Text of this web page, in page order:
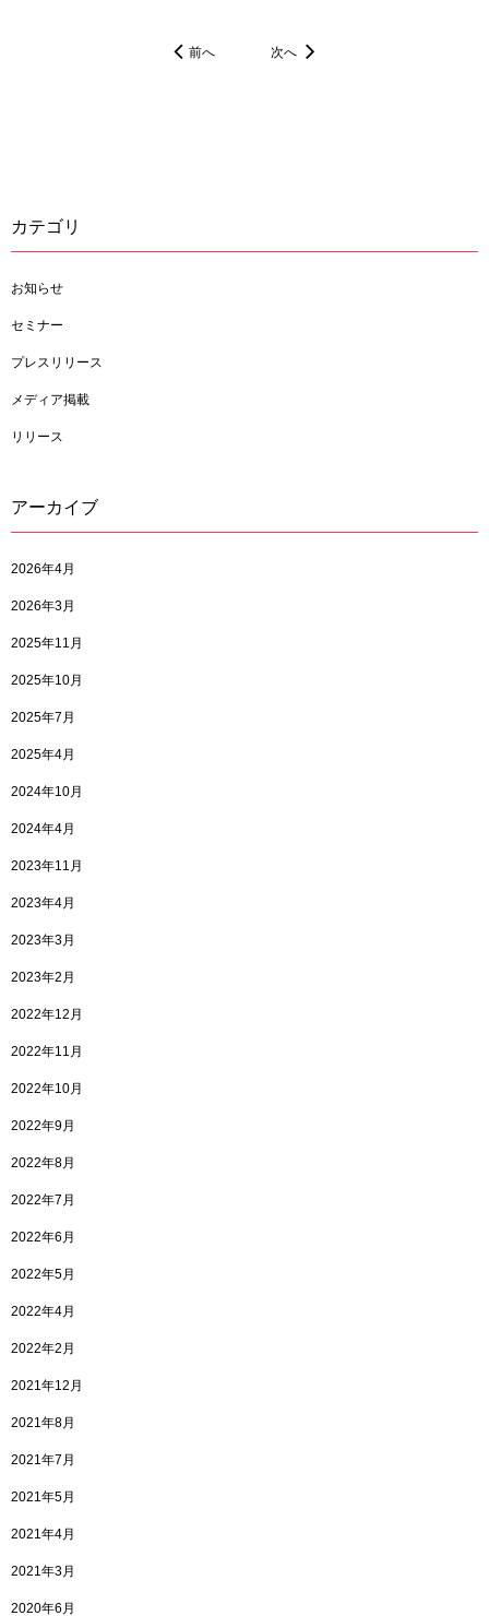
前へ 次へ
カテゴリ
お知らせ
セミナー
プレスリリース
メディア掲載
リリース
アーカイブ
2026年4月
2026年3月
2025年11月
2025年10月
2025年7月
2025年4月
2024年10月
2024年4月
2023年11月
2023年4月
2023年3月
2023年2月
2022年12月
2022年11月
2022年10月
2022年9月
2022年8月
2022年7月
2022年6月
2022年5月
2022年4月
2022年2月
2021年12月
2021年8月
2021年7月
2021年5月
2021年4月
2021年3月
2020年6月